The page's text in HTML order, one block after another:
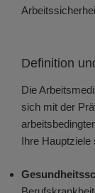
Definition
Die
sich mit der
Ihre Hauptziele